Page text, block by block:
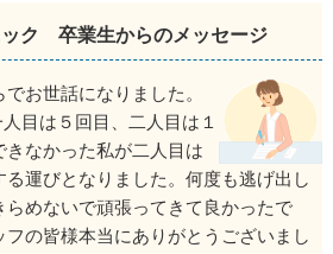
ック 卒業生からのメッセージ
お世話になりました。
目は５回目、二人目は１
きなかった私が二人目は
運びとなりました。何度も逃げ出し
らめないで頑張ってきて良かったで
の皆様本当にありがとうございまし